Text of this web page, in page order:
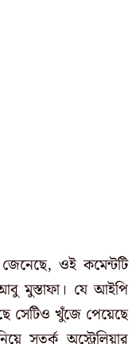
ওই কমেন্টটি
মুস্তাফা। যে আইপি
সেটিও খুঁজে পেয়েছে